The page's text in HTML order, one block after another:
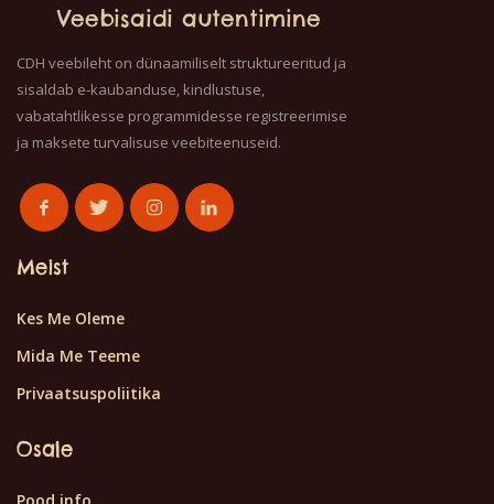
Veebisaidi autentimine
CDH veebileht on dünaamiliselt struktureeritud ja
sisaldab e-kaubanduse, kindlustuse,
vabatahtlikesse programmidesse registreerimise
ja maksete turvalisuse veebiteenuseid.
Meist
Kes Me Oleme
Mida Me Teeme
Privaatsuspoliitika
Osale